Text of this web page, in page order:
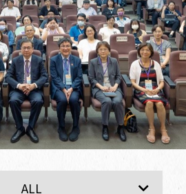
ALL
最新消息